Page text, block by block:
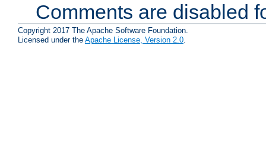
Comments are disabled
Copyright 2017 The Apache Software Foundation.
Licensed under the Apache License, Version 2.0